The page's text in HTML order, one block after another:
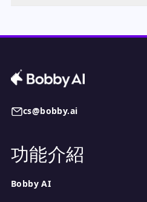
cs@bobby.ai
功能介紹
Bobby AI